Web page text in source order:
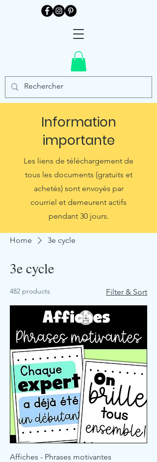
Information
importante
Les liens de téléchargement de
tous les documents (gratuits et
achetés) sont envoyés par
courriel et demeurent actifs
pendant 30 jours.​
Home 3e cycle
3e cycle
482 products Filter & Sort
Affiches - Phrases motivantes